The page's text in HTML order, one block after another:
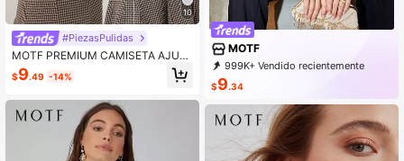
10
#PiezasPulidas
MOTF PREMIUM CAMISETA AJUS
TADA DE CUELLO ALTO
$9.49 -14%
MOTF
999K+ Vendido recientemente
999K+ Recompra
4.6M Suscripción
$9.34